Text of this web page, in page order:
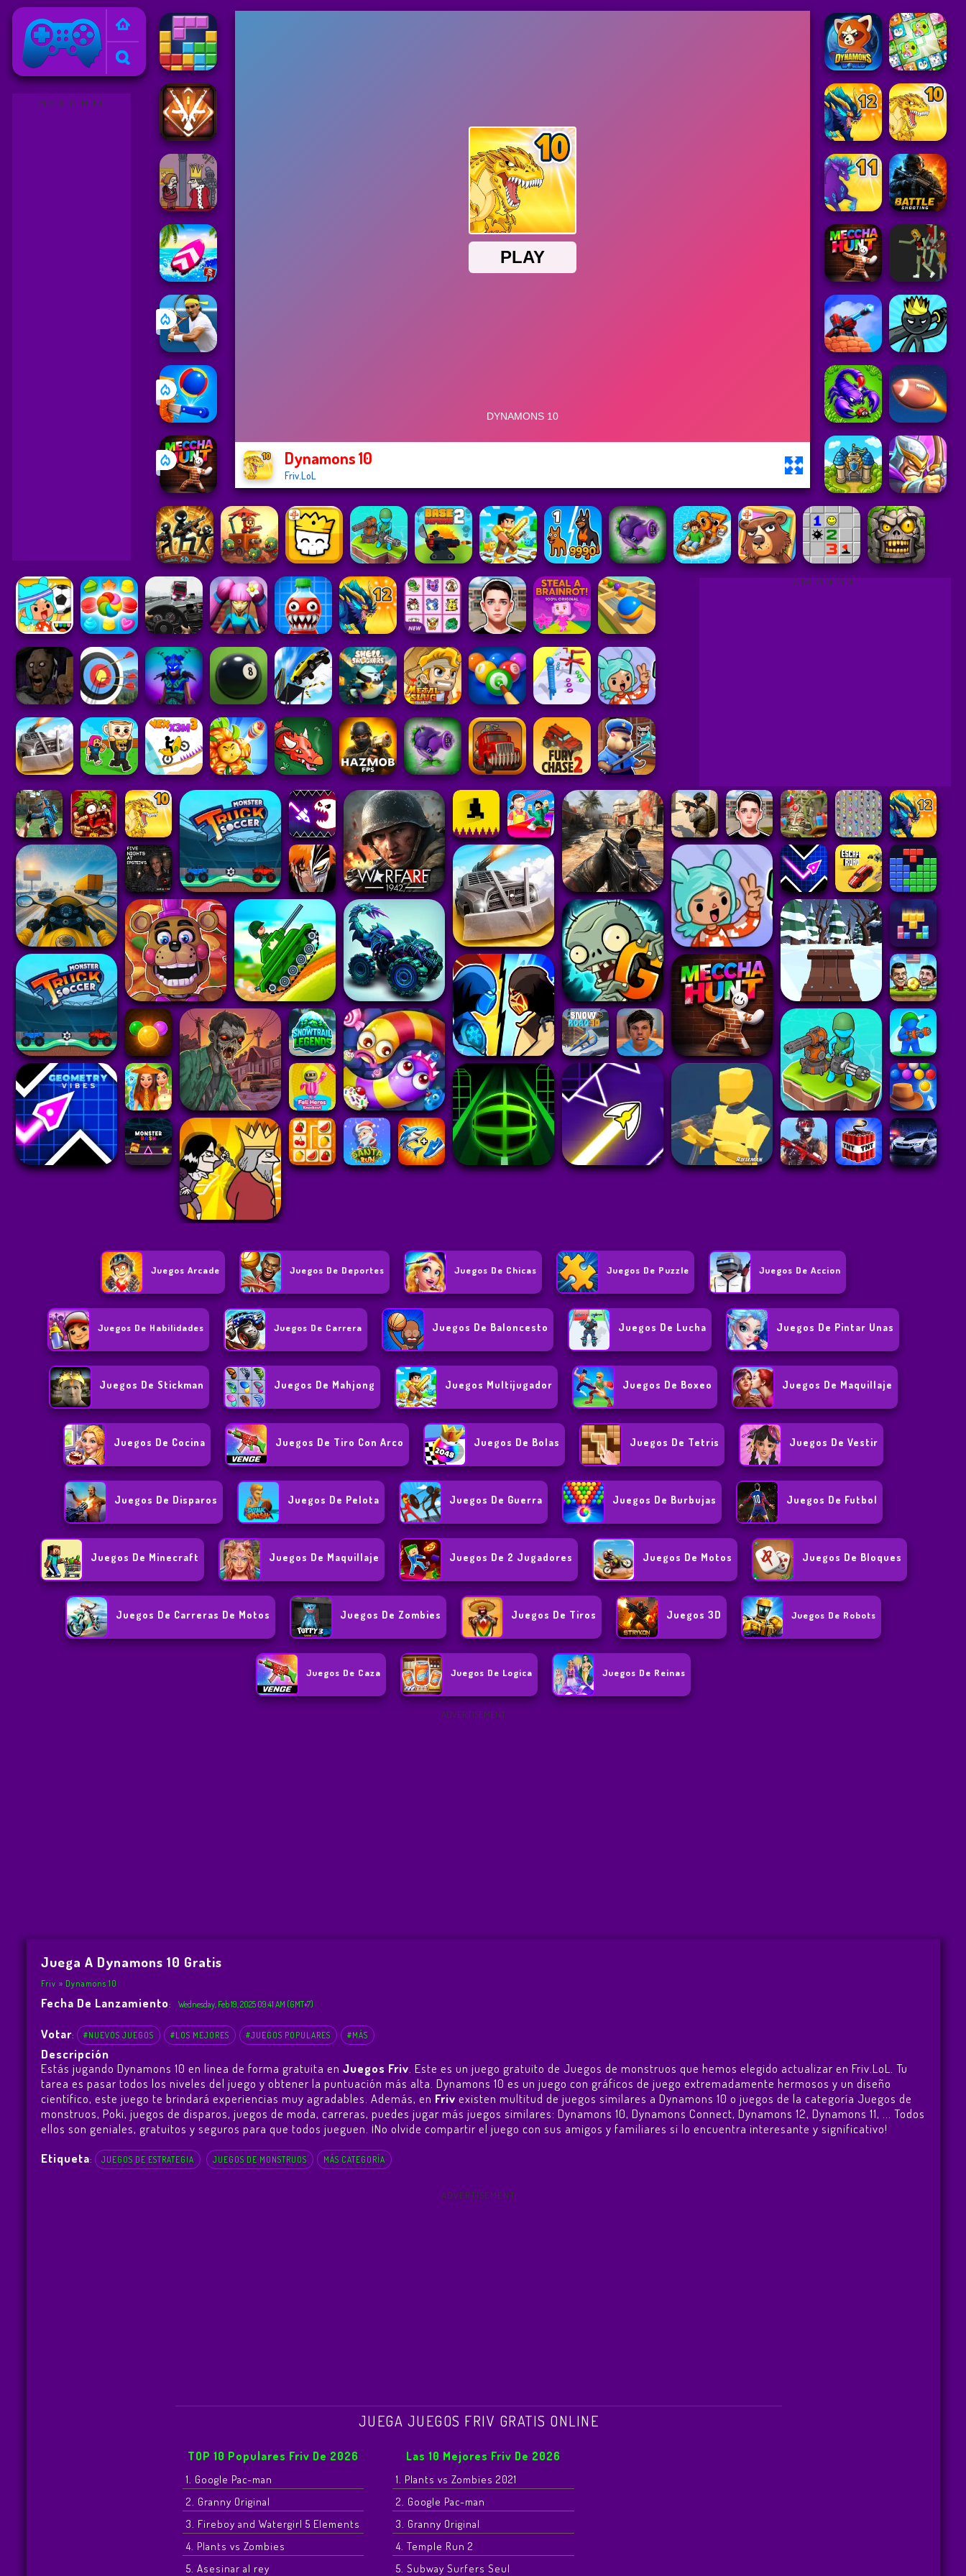
ADVERTISEMENT
Dynamons 10
Friv.LoL
ADVERTISEMENT
Juegos Arcade Juegos De Deportes Juegos De Chicas Juegos De Puzzle Juegos De Accion
Juegos De Habilidades Juegos De Carrera Juegos De Baloncesto Juegos De Lucha Juegos De Pintar Unas
Juegos De Stickman Juegos De Mahjong Juegos Multijugador Juegos De Boxeo Juegos De Maquillaje
Juegos De Cocina Juegos De Tiro Con Arco Juegos De Bolas Juegos De Tetris Juegos De Vestir
Juegos De Disparos Juegos De Pelota Juegos De Guerra Juegos De Burbujas Juegos De Futbol
Juegos De Minecraft Juegos De Maquillaje Juegos De 2 Jugadores Juegos De Motos Juegos De Bloques
Juegos De Carreras De Motos Juegos De Zombies Juegos De Tiros Juegos 3D Juegos De Robots
Juegos De Caza Juegos De Logica Juegos De Reinas
ADVERTISEMENT
Juega A Dynamons 10 Gratis
Friv Dynamons 10
Fecha De Lanzamiento: Wednesday, Feb 19, 2025 09:41 AM (GMT+7)
Votar: #NUEVOS JUEGOS #LOS MEJORES #JUEGOS POPULARES #MÁS
Descripción
Estás jugando Dynamons 10 en línea de forma gratuita en Juegos Friv . Este es un juego gratuito de Juegos de monstruos que hemos elegido actualizar en Friv.LoL. Tu
tarea es pasar todos los niveles del juego y obtener la puntuación más alta. Dynamons 10 es un juego con gráficos de juego extremadamente hermosos y un diseño
científico, este juego te brindará experiencias muy agradables. Además, en Friv existen multitud de juegos similares a Dynamons 10 o juegos de la categoría Juegos de
monstruos, Poki, juegos de disparos, juegos de moda, carreras, puedes jugar más juegos similares: Dynamons 10, Dynamons Connect, Dynamons 12, Dynamons 11, ... Todos
ellos son geniales, gratuitos y seguros para que todos jueguen. ¡No olvide compartir el juego con sus amigos y familiares si lo encuentra interesante y significativo!
Etiqueta: JUEGOS DE ESTRATEGIA JUEGOS DE MONSTRUOS MÁS CATEGORÍA
ADVERTISEMENT
JUEGA JUEGOS FRIV GRATIS ONLINE
TOP 10 Populares Friv De 2026
1. Google Pac-man
2. Granny Original
3. Fireboy and Watergirl 5 Elements
4. Plants vs Zombies
5. Asesinar al rey
Las 10 Mejores Friv De 2026
1. Plants vs Zombies 2021
2. Google Pac-man
3. Granny Original
4. Temple Run 2
5. Subway Surfers Seul